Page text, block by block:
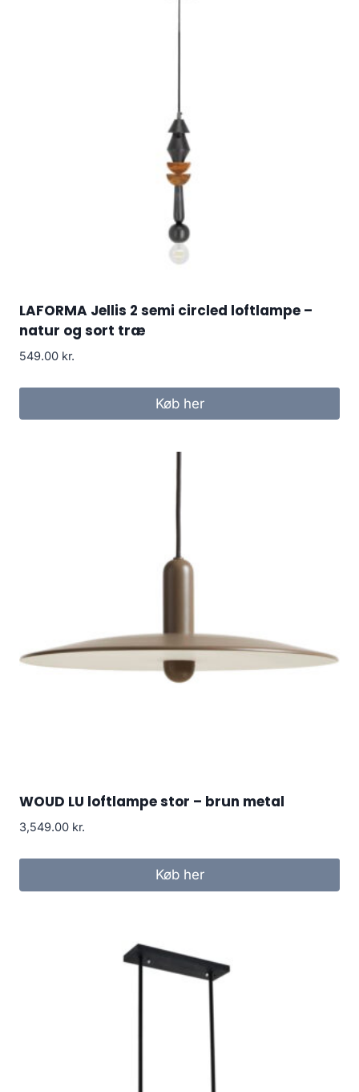
LAFORMA Jellis 2 semi circled loftlampe –
natur og sort træ
549.00 kr.
Køb her
WOUD LU loftlampe stor – brun metal
3,549.00 kr.
Køb her